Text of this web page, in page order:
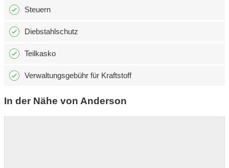
Steuern
Diebstahlschutz
Teilkasko
Verwaltungsgebühr für Kraftstoff
In der Nähe von Anderson